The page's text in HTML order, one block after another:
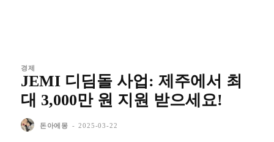
경제
JEMI 디딤돌 사업: 제주에서 최
대 3,000만 원 지원 받으세요!
돈아에몽 - 2025-03-22